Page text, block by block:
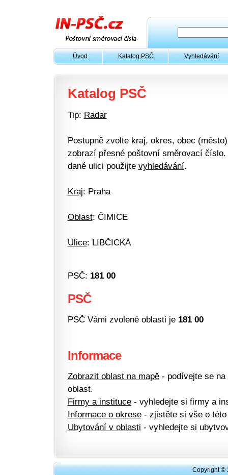
Úvod Katalog PSČ Vyhledávání
Katalog PSČ
Tip: Radar
Postupně zvolte kraj, okres, obec
zobrazí přesné poštovní směrovací
dané ulici použijte vyhledávání.
Kraj: Praha
Oblast: ČIMICE
Ulice: LIBČICKÁ
PSČ: 181 00
PSČ
PSČ Vámi zvolené oblasti je 181 00
Informace
Zobrazit oblast na mapě- podívejte se na
oblast.
Firmy a instituce- vyhledejte si firmy a
Informace o okrese- zjistěte si vše o této
Ubytování v oblasti - vyhledejte si
Copyright ©